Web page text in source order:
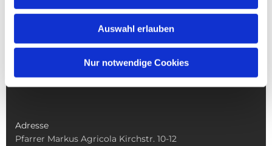
Auswahl erlauben
Nur notwendige Cookies
Pfarrei St. Franziskus
Leben in St Franziskus
Adresse
Pfarrer Markus Agricola Kirchstr. 10-12